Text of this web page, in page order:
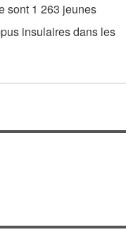
sont 1 263 jeunes
insulaires dans les